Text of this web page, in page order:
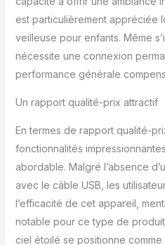
est particulièrement appréciée
veilleuse pour enfants. Même
nécessite une connexion
performance générale
Un rapport qualité-prix attractif
En termes de rapport qualité-
fonctionnalités
abordable. Malgré l’absence
avec le câble USB, les
l’efficacité de cet appareil,
notable pour ce type de
ciel étoilé se positionne